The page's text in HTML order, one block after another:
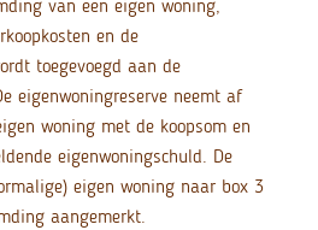
van een eigen woning,
en de
toegevoegd aan de
eigenwoningreserve neemt af
woning met de koopsom en
eigenwoningschuld. De
eigen woning naar box 3
aangemerkt.